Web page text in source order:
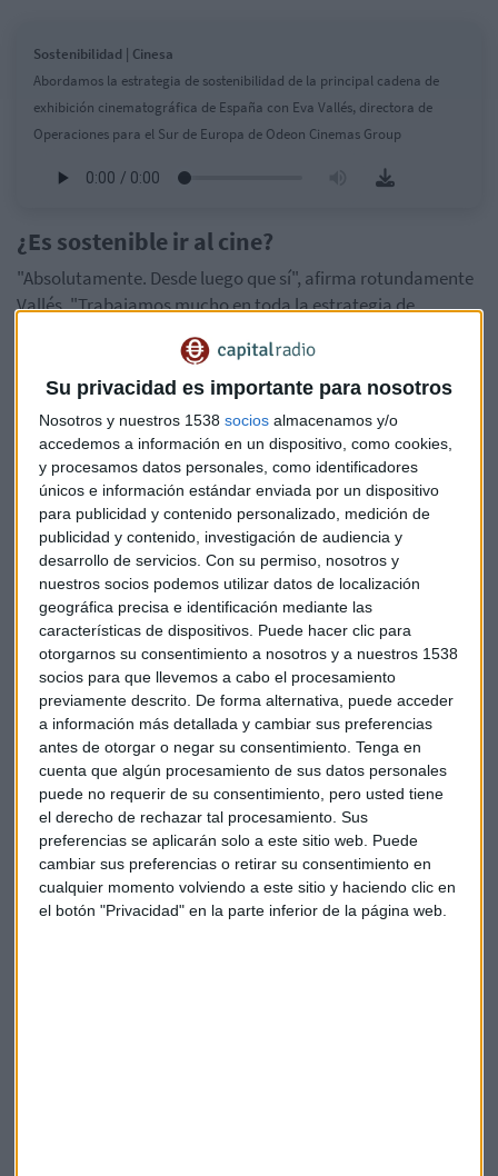
Su privacidad es importante para nosotros
Nosotros y nuestros 1538 socios almacenamos y/o
accedemos a información en un dispositivo, como cookies,
y procesamos datos personales, como identificadores
únicos e información estándar enviada por un dispositivo
para publicidad y contenido personalizado, medición de
publicidad y contenido, investigación de audiencia y
desarrollo de servicios. Con su permiso, nosotros y
nuestros socios podemos utilizar datos de localización
geográfica precisa e identificación mediante las
características de dispositivos. Puede hacer clic para
otorgarnos su consentimiento a nosotros y a nuestros 1538
socios para que llevemos a cabo el procesamiento
previamente descrito. De forma alternativa, puede acceder
a información más detallada y cambiar sus preferencias
antes de otorgar o negar su consentimiento. Tenga en
cuenta que algún procesamiento de sus datos personales
puede no requerir de su consentimiento, pero usted tiene
el derecho de rechazar tal procesamiento. Sus
preferencias se aplicarán solo a este sitio web. Puede
cambiar sus preferencias o retirar su consentimiento en
cualquier momento volviendo a este sitio y haciendo clic en
el botón "Privacidad" en la parte inferior de la página web.
Sostenibilidad | Cinesa
Abordamos la estrategia de sostenibilidad de la principal cadena de
exhibición cinematográfica de España con Eva Vallés, directora de
Operaciones para el Sur de Europa de Odeon Cinemas Group
¿Es sostenible ir al cine?
"Absolutamente. Desde luego que sí", afirma rotundamente
Vallés. "Trabajamos mucho en toda la estrategia de
sostenibilidad, es una de nuestras
nuestros focos más importantes y en realidad tenemos un
grancompromisodentro de la empresa alargo plazocon
nuestro entorno y también con las comunidades donde
nosotros operamos, no solo con elentornoy con elmedio
ambiente".
Según explica la directiva, laestrategia verdede Cinesa se
fundamenta principalmente en "impulsar una mejora
continua integrando criterios deeficienciaen la toma de
decisiones, en la operativa del día a día y promoviendo
sobre todo laimplicaciónde todos nuestros equipos".
Control energético 24/7: la clave del
sistema
Para Cinesa, sostenibilidad significa "reforzar
absolutamente todo lo que es control de consumo
energético en nuestros cines", detalla Vallés. Este control
se realiza mediante "monitorizaciones diarias
uno de nuestros cines. El consumo energético se supervisa
24/7".
El objetivo principal de la compañía es "siempre reducir el